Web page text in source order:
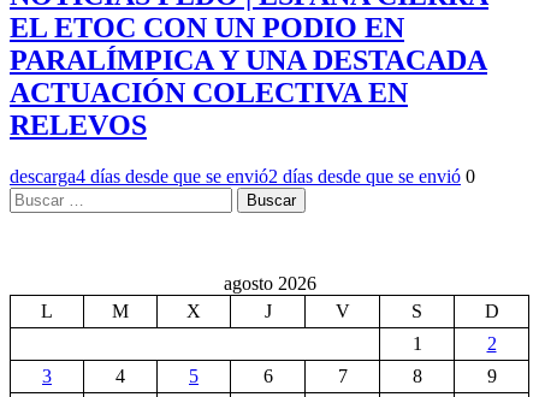
EL ETOC CON UN PODIO EN
PARALÍMPICA Y UNA DESTACADA
ACTUACIÓN COLECTIVA EN
RELEVOS
descarga4 días desde que se envió2 días desde que se envió 0
Buscar:
agosto 2026
L
M X J V S
D
1
2
3
4 5 6 7 8
9